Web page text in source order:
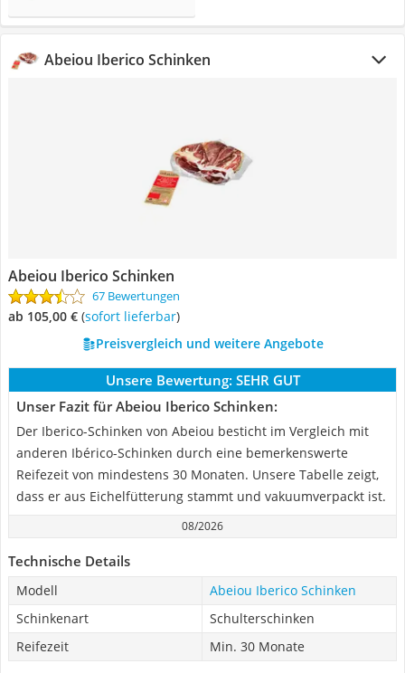
Abeiou Iberico Schinken
Abeiou Iberico Schinken
67 Bewertungen
ab 105,00 € ( Sofort lieferbar)
Preisvergleich und weitere Angebote
Unsere Bewertung: SEHR GUT
Unser Fazit für Abeiou Iberico Schinken:
Der Iberico-Schinken von Abeiou besticht im Vergleich mit
anderen Ibérico-Schinken durch eine bemerkenswerte
Reifezeit von mindestens 30 Monaten. Unsere Tabelle zeigt,
dass er aus Eichelfütterung stammt und vakuumverpackt ist.
08/2026
Technische Details
Modell
Abeiou Iberico Schinken
Schinkenart
Schulterschinken
Reifezeit
Min. 30 Monate